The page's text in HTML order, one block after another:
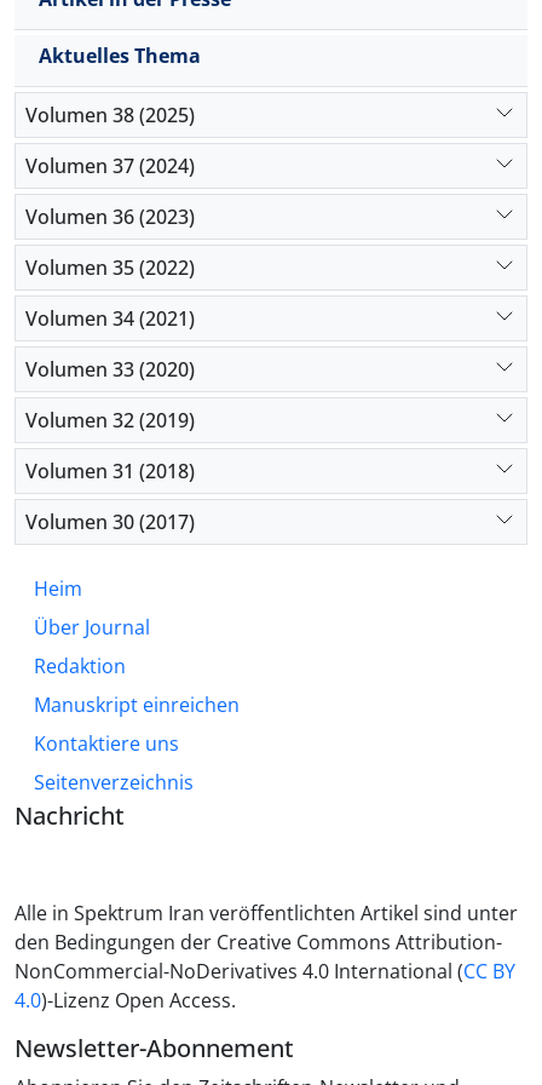
Aktuelles Thema
Volumen 38 (2025)
Volumen 37 (2024)
Volumen 36 (2023)
Volumen 35 (2022)
Volumen 34 (2021)
Volumen 33 (2020)
Volumen 32 (2019)
Volumen 31 (2018)
Volumen 30 (2017)
Heim
Über Journal
Redaktion
Manuskript einreichen
Kontaktiere uns
Seitenverzeichnis
Nachricht
Alle in Spektrum Iran veröffentlichten Artikel sind unter
den Bedingungen der Creative Commons Attribution-
NonCommercial-NoDerivatives 4.0 International (CC BY
4.0)-Lizenz Open Access.
Newsletter-Abonnement